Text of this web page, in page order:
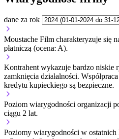
dane za rok
Moustache Film charakteryzuje się
płatniczą (ocena: A).
Kontrahent wykazuje bardzo niskie
zamknięcia działalności.
kredytu kupieckiego są bezpieczne.
Poziom wiarygodności organizacji
ciągu 2 lat.
Poziomy wiarygodności w ostatnich